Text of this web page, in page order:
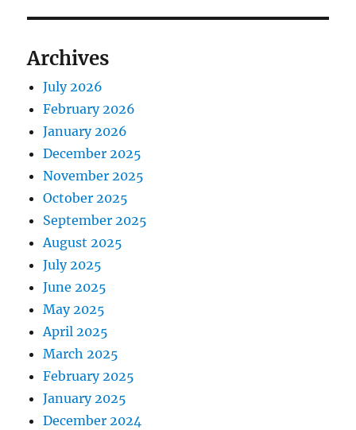
Archives
July 2026
February 2026
January 2026
December 2025
November 2025
October 2025
September 2025
August 2025
July 2025
June 2025
May 2025
April 2025
March 2025
February 2025
January 2025
December 2024